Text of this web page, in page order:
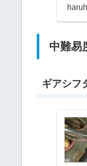
中難易
ギアシフ